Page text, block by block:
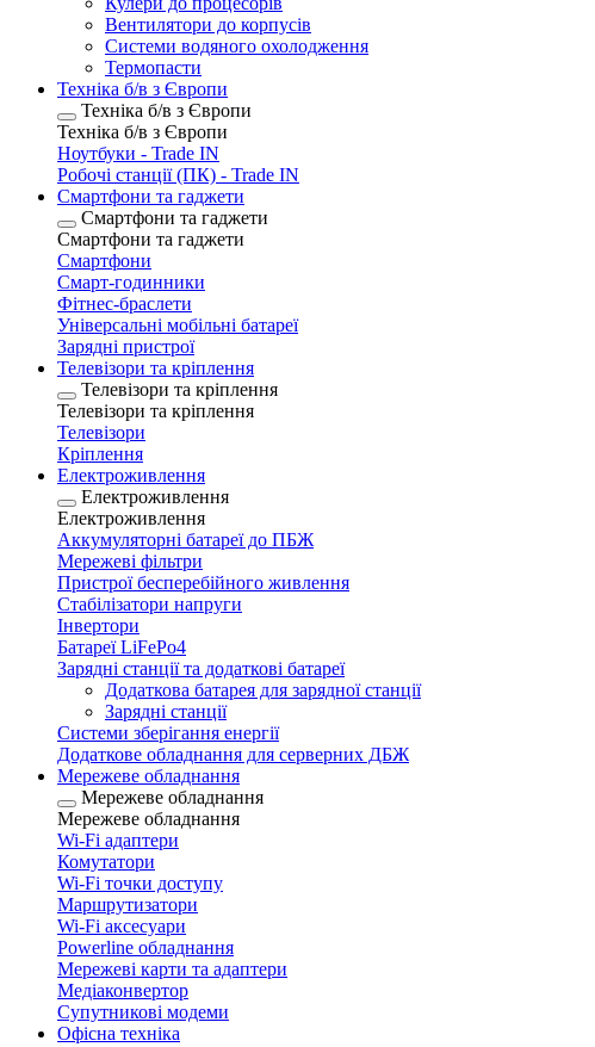
Вентилятори до корпусів
Системи водяного охолодження
Термопасти
Техніка б/в з Європи
Техніка б/в з Європи
Техніка б/в з Європи
Ноутбуки - Trade IN
Робочі станції (ПК) - Trade IN
Смартфони та гаджети
Смартфони та гаджети
Смартфони та гаджети
Смартфони
Смарт-годинники
Фітнес-браслети
Універсальні мобільні батареї
Зарядні пристрої
Телевізори та кріплення
Телевізори та кріплення
Телевізори та кріплення
Телевізори
Кріплення
Електроживлення
Електроживлення
Електроживлення
Аккумуляторні батареї до ПБЖ
Мережеві фільтри
Пристрої бесперебійного живлення
Стабілізатори напруги
Інвертори
Батареї LiFePo4
Зарядні станції та додаткові батареї
Додаткова батарея для зарядної станції
Зарядні станції
Системи зберігання енергії
Додаткове обладнання для серверних ДБЖ
Мережеве обладнання
Мережеве обладнання
Мережеве обладнання
Wi-Fi адаптери
Комутатори
Wi-Fi точки доступу
Маршрутизатори
Wi-Fi аксесуари
Рowerline обладнання
Мережеві карти та адаптери
Медіаконвертор
Супутникові модеми
Офісна техніка